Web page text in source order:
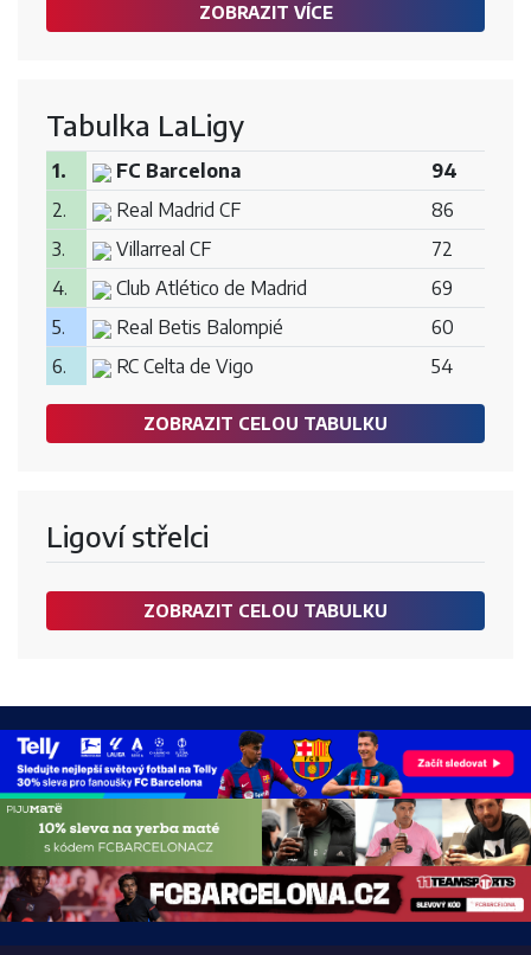
ZOBRAZIT VÍCE
Tabulka LaLigy
1. FC Barcelona
94
2.
Real Madrid CF
86
3.
Villarreal CF
72
4.
Club Atlético de Madrid
69
5.
Real Betis Balompié
60
6.
RC Celta de Vigo 54
ZOBRAZIT CELOU TABULKU
Ligoví střelci
ZOBRAZIT CELOU TABULKU